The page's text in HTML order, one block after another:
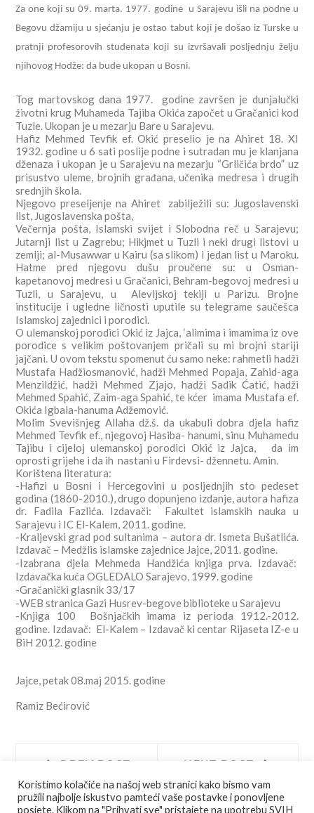
Za one koji su 09. marta. 1977. godine u Sarajevu išli na podne u
Begovu džamiju u sjećanju je ostao tabut koji je došao iz Turske u
pratnji profesorovih studenata koji su izvršavali posljednju želju
njihovog Hodže: da bude ukopan u Bosni.
Tog martovskog dana 1977. godine završen je dunjalučki
životni krug Muhameda Tajiba Okića započet u Gračanici kod
Tuzle. Ukopan je u mezarju Bare u Sarajevu.
Hafiz Mehmed Tevfik ef. Okić preselio je na Ahiret 18. XI
1932. godine u 6 sati poslije podne i sutradan mu je klanjana
dženaza i ukopan je u Sarajevu na mezarju “Grličića brdo” uz
prisustvo uleme, brojnih građana, učenika medresa i drugih
srednjih škola.
Njegovo preseljenje na Ahiret zabilježili su: Jugoslavenski
list, Jugoslavenska pošta,
Večernja pošta, Islamski svijet i Slobodna reč u Sarajevu;
Jutarnji list u Zagrebu; Hikjmet u Tuzli i neki drugi listovi u
zemlji; al-Musawwar u Kairu (sa slikom) i jedan list u Maroku.
Hatme pred njegovu dušu proučene su: u Osman-
kapetanovoj medresi u Gračanici, Behram-begovoj medresi u
Tuzli, u Sarajevu, u Alevijskoj tekiji u Parizu. Brojne
institucije i ugledne ličnosti uputile su telegrame saučešca
Islamskoj zajednici i porodici.
O ulemanskoj porodici Okić iz Jajca, ‘alimima i imamima iz ove
porodice s velikim poštovanjem pričali su mi brojni stariji
jajčani. U ovom tekstu spomenut ću samo neke: rahmetli hadži
Mustafa Hadžiosmanović, hadži Mehmed Popaja, Zahid-aga
Menzildžić, hadži Mehmed Zjajo, hadži Sadik Ćatić, hadži
Mehmed Spahić, Zaim-aga Spahić, te kćer imama Mustafa ef.
Okića Igbala-hanuma Adžemović.
Molim Svevišnjeg Allaha dž.š. da ukabuli dobra djela hafiz
Mehmed Tevfik ef., njegovoj Hasiba- hanumi, sinu Muhamedu
Tajibu i cijeloj ulemanskoj porodici Okić iz Jajca, da im
oprosti grijehe i da ih nastani u Firdevsi- džennetu. Amin.
Korištena literatura:
-Hafizi u Bosni i Hercegovini u posljednjih sto pedeset
godina (1860-2010.), drugo dopunjeno izdanje, autora hafiza
dr. Fadila Fazlića. Izdavači: Fakultet islamskih nauka u
Sarajevu i IC El-Kalem, 2011. godine.
-Kraljevski grad pod sultanima – autora dr. Ismeta Bušatlića.
Izdavač – Medžlis islamske zajednice Jajce, 2011. godine.
-Izabrana djela Mehmeda Handžića knjiga prva. Izdavač:
Izdavačka kuća OGLEDALO Sarajevo, 1999. godine
-Gračanički glasnik 33/17
-WEB stranica Gazi Husrev-begove biblioteke u Sarajevu
-Knjiga 100 Bošnjačkih imama iz perioda 1912.-2012.
godine. Izdavač: El-Kalem – Izdavač ki centar Rijaseta IZ-e u
BiH 2012. godine
Jajce, petak 08.maj 2015. godine
Ramiz Bećirović
Navigacija
objava
PREV POST NEXT POST
Koristimo kolačiće na našoj web stranici kako bismo vam
pružili najbolje iskustvo pamteći vaše postavke i ponovljene
posjete. Klikom na "Prihvati sve" pristajete na upotrebu SVIH